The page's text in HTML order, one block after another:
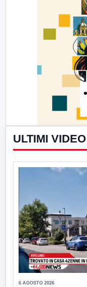
ULTIMI VIDEO
6 AGOSTO 2026